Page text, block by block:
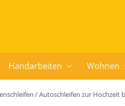
Handarbeiten Wohnen
/ Autoschleifen zur Hochzeit